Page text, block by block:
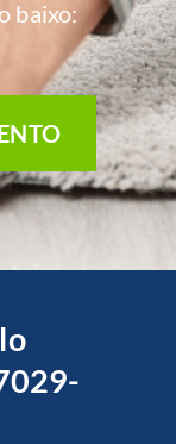
baixo: